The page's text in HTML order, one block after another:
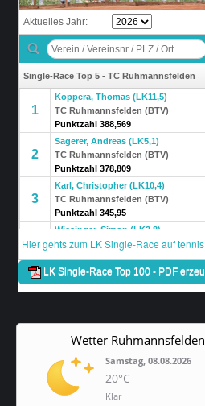
Wetter Ruhmannsfelden
Samstag, 08.08.2026
20°C
Klar